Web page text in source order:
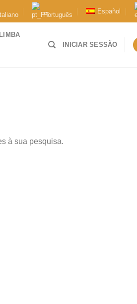
Português Español
INICIAR SESSÃO
à sua pesquisa.